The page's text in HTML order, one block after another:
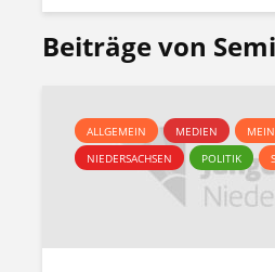
Beiträge von
ALLGEMEIN MEDIEN
NIEDERSACHSEN
POLITIK